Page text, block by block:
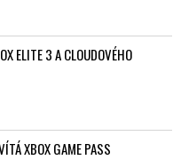
ELITE 3 A CLOUDOVÉHO
XBOX GAME PASS